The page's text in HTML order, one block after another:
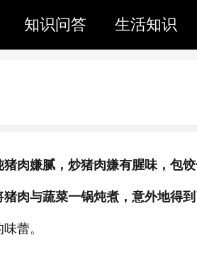
知识问答 生活知识
肉嫌腻，炒猪肉嫌有腥味，包
肉与蔬菜一锅炖煮，意外地得
蕾。